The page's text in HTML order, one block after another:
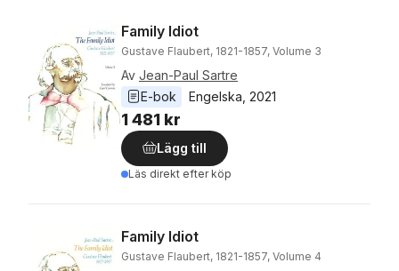
Family Idiot
Gustave Flaubert, 1821-1857, Volume 3
Av Jean-Paul Sartre
E-bok
Engelska 2021
1 481 kr
Lägg till
Läs direkt efter köp
Family Idiot
Gustave Flaubert, 1821-1857, Volume 4